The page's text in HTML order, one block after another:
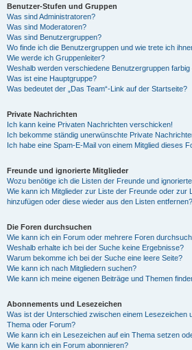
Benutzer-Stufen und Gruppen
Was sind Administratoren?
Was sind Moderatoren?
Was sind Benutzergruppen?
Wo finde ich die Benutzergruppen und wie trete ich
Wie werde ich Gruppenleiter?
Weshalb werden verschiedene Benutzergruppen farbig
Was ist eine Hauptgruppe?
Was bedeutet der „Das Team“-Link auf der Startseite?
Private Nachrichten
Ich kann keine Privaten Nachrichten verschicken!
Ich bekomme ständig unerwünschte Private
Ich habe eine Spam-E-Mail von einem Mitglied dieses
Freunde und ignorierte Mitglieder
Wozu benötige ich die Listen der Freunde und
Wie kann ich Mitglieder zur Liste der Freunde oder zur
hinzufügen oder diese wieder aus den Listen entfernen?
Die Foren durchsuchen
Wie kann ich ein Forum oder mehrere Foren
Weshalb erhalte ich bei der Suche keine Ergebnisse?
Warum bekomme ich bei der Suche eine leere Seite?
Wie kann ich nach Mitgliedern suchen?
Wie kann ich meine eigenen Beiträge und Themen
Abonnements und Lesezeichen
Was ist der Unterschied zwischen einem Lesezeichen
Thema oder Forum?
Wie kann ich ein Lesezeichen auf ein Thema setzen
Wie kann ich ein Forum abonnieren?